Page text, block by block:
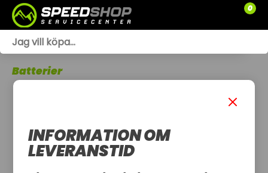
0
SLÄPVAGNAR
Batterier
INFORMATION OM
LEVERANSTID